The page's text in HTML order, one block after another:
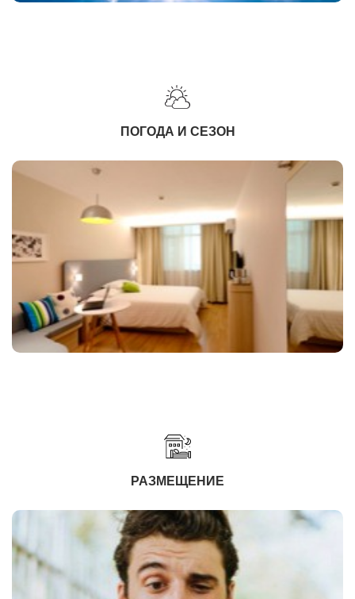
ПОГОДА И СЕЗОН
РАЗМЕЩЕНИЕ